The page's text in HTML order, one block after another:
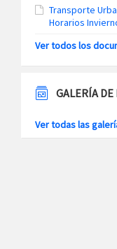
Transporte
Horarios
Ver todos los
GALERÍA DE
Ver todas las